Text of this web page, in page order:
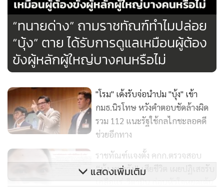
หรอก มันเป็น ประเด็นที่ว่ามาตรฐานของรัฐ ซึ่งสะท้อนอะไร
หลายอย่างบางทีการที่ใครจะตาย มันไม่ใช่ความผิดของศาล
หรอก แต่ความผิดเริ่มต้นที่สิทธิในการประกันตัว ปล่อยตัว ยังไม่
ได้ตัดสินให้ถึงที่สุด“ผมไม่ได้พูดว่าต้องดูแลดีขนาดอดีตนายกฯ
นะ แต่หมายถึงว่าทุกคนต้องเท่ากัน นี่คือสิ่งที่ตนอยากสอบถาม
ราชทัณฑ์จะมีการแถลงข่าวกรณีเกิดขึ้นในเวลา 11.00 น. ซึ่งส่วน
ตัวมองว่าจำเป็นแถลง เดี๋ยวลองฟังดู หากมีโอกาสเชิญตนไปด้วย
ก็พร้อมไป
“ทนายด่าง” ถามราชทัณฑ์ทำไมปล่อย
“บุ้ง” ตาย ได้รับการดูแลเหมือนผู้ต้อง
ขังผู้หลักผู้ใหญ่บางคนหรือไม่
"โรม" เด้งรับจ่อนำปม "บุ้ง" เข้า
กมธ.นิรโทษ หวังคำตอบชัดล้างผิด
รวม 112 แนะรัฐใช้กลไกชะลอคดี
ช่วยอีกทาง
ราชทัณฑ์แจงตั้ง คกก.ตรวจสอบ
“บุ้ง ทะลุวัง” เสียชีวิต เผยปฏิเสธรับ
เกลือแร่-วิตามิน ก่อนหัวใจหยุดเต้น
แสดงเพิ่มเติม